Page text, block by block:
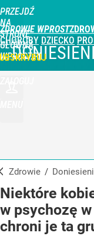
PRZEJDŹ
NA
STRONĘ
GŁÓWNĄ
WPROST.PL
ZDROWIE WPROST
CHOROBY DZIECKO
Zdrowie /
Niektóre
w psychozę
chroni je ta